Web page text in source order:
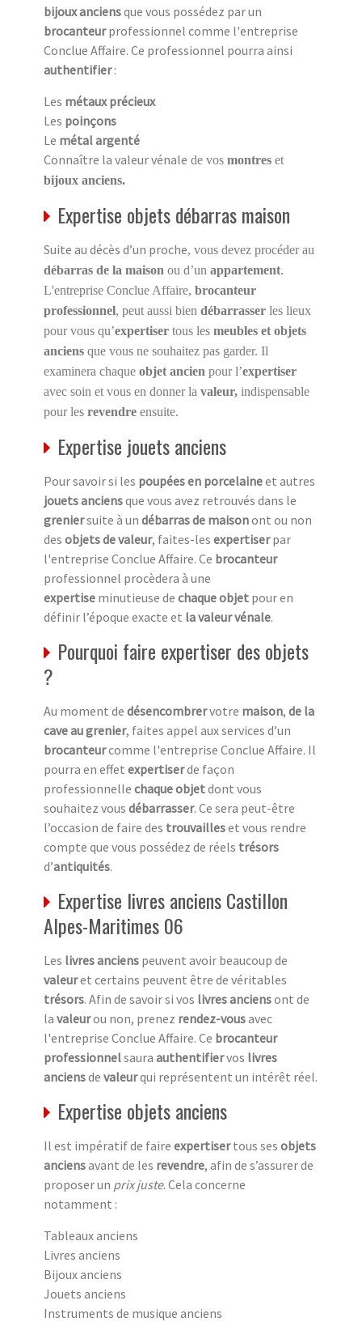
bijoux anciensque vous possédez par un
brocanteurprofessionnel comme l'entreprise
Conclue Affaire. Ce professionnel pourra ainsi
authentifier:
Les métaux précieux
Les poinçons
Le métal argenté
Connaître la valeur vénale de vos montres et
bijoux anciens.
Expertise objets débarras maison
Suite au décès d’un proche, vous devez procéder au
débarras de la maison ou d’un appartement.
L'entreprise Conclue Affaire, brocanteur
professionnel, peut aussi bien débarrasser les lieux
pour vous qu’expertiser tous les meubles et objets
anciens que vous ne souhaitez pas garder. Il
examinera chaque objet ancien pour l’expertiser
avec soin et vous en donner la valeur, indispensable
pour les revendre ensuite.
Expertise jouets anciens
Pour savoir si les poupées en porcelaineet autres
jouets anciensque vous avez retrouvés dans le
greniersuite à un débarras de maisonont ou non
des objets de valeur, faites-les expertiserpar
l'entreprise Conclue Affaire. Ce brocanteur
professionnel procèdera à une
expertise minutieuse de chaque objet pour en
définir l’époque exacte et la valeur vénale.
Pourquoi faire expertiser des objets
?
Au moment de désencombrervotre maison, de la
cave au grenier, faites appel aux services d’un
brocanteurcomme l'entreprise Conclue Affaire. Il
pourra en effet expertiserde façon
professionnelle chaque objetdont vous
souhaitez vous débarrasser. Ce sera peut-être
l’occasion de faire des trouvailleset vous rendre
compte que vous possédez de réels trésors
d’antiquités.
Expertise livres anciens Castillon
Alpes-Maritimes 06
Les livres anciens peuvent avoir beaucoup de
valeuret certains peuvent être de véritables
trésors. Afin de savoir si vos livres anciensont de
la valeurou non, prenez rendez-vousavec
l'entreprise Conclue Affaire. Ce brocanteur
professionnelsaura authentifiervos livres
anciensde valeurqui représentent un intérêt réel.
Expertise objets anciens
Il est impératif de faire expertisertous ses objets
anciensavant de les revendre, afin de s’assurer de
proposer un prix juste. Cela concerne
notamment :
Tableaux anciens
Livres anciens
Bijoux anciens
Jouets anciens
Instruments de musique anciens